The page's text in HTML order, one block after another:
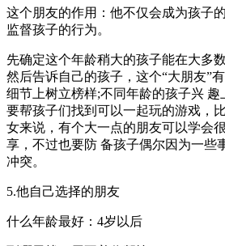
这个朋友的作用：他不仅会成为孩子
监督孩子的行为。
先确定这个年龄稍大的孩子能在大多
然后告诉自己的孩子，这个“大朋友”
细节上树立榜样;不同年龄的孩子兴
要帮孩子们找到可以一起玩的游戏，
女来说，有个大一点的朋友可以学会
享，不过也要防 备孩子偶尔因为一些
冲突。
5.他自己选择的朋友
什么年龄最好：4岁以后